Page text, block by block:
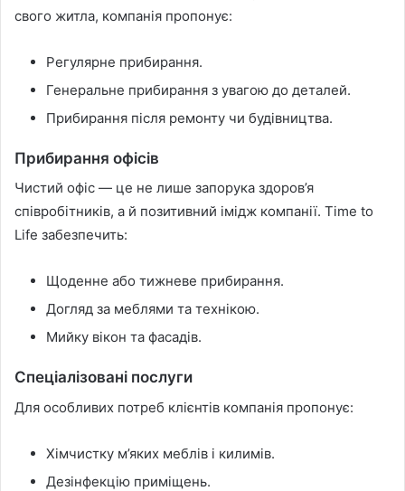
свого житла, компанія пропонує:
Регулярне прибирання.
Генеральне прибирання з увагою до деталей.
Прибирання після ремонту чи будівництва.
Прибирання офісів
Чистий офіс — це не лише запорука здоров’я
співробітників, а й позитивний імідж компанії. Time to
Life забезпечить:
Щоденне або тижневе прибирання.
Догляд за меблями та технікою.
Мийку вікон та фасадів.
Спеціалізовані послуги
Для особливих потреб клієнтів компанія пропонує:
Хімчистку м’яких меблів і килимів.
Дезінфекцію приміщень.